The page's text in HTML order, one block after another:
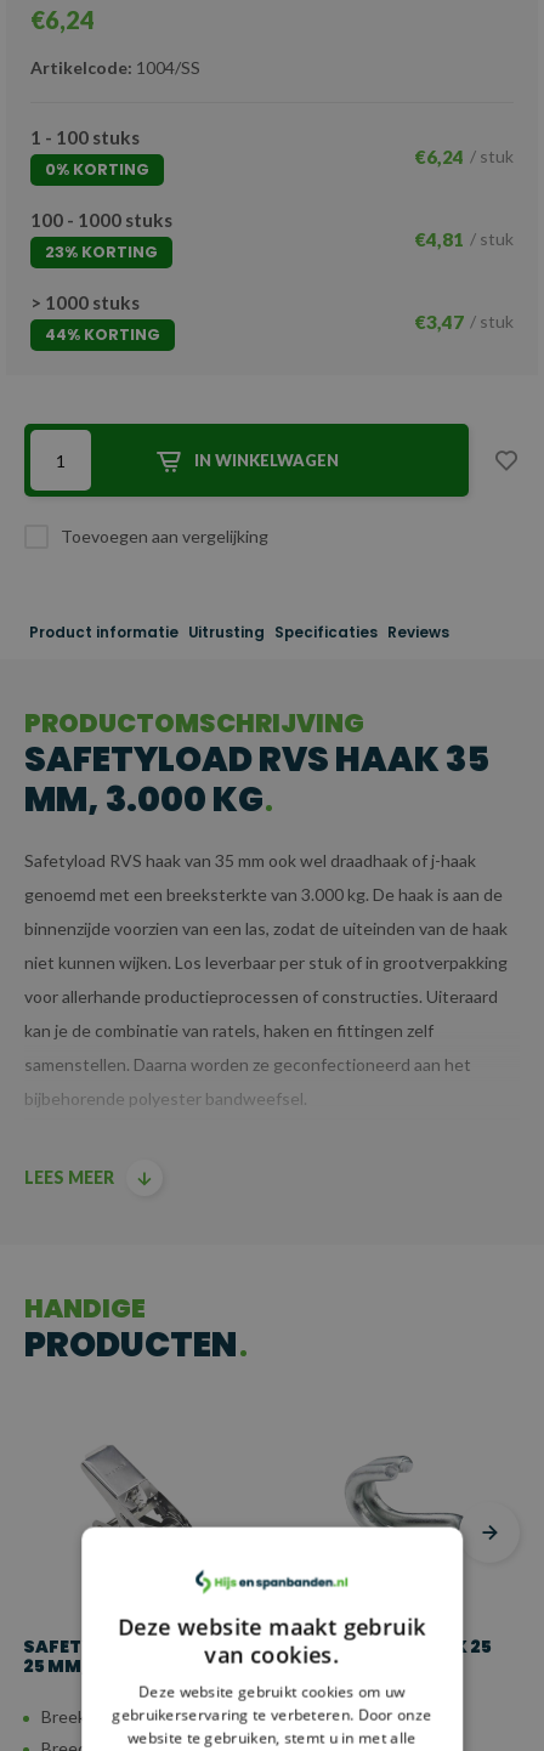
€6,24
Artikelcode: 1004/SS
1 - 100 stuks
0% KORTING
€6,24 / stuk
100 - 1000 stuks
23% KORTING
€4,81 / stuk
> 1000 stuks
44% KORTING
€3,47 / stuk
IN WINKELWAGEN
Toevoegen aan vergelijking
Product informatie Uitrusting Specificaties Reviews
PRODUCTOMSCHRIJVING
SAFETYLOAD RVS HAAK 35
MM, 3.000 KG
Safetyload RVS haak van 35 mm ook wel draadhaak of j-haak
genoemd met een breeksterkte van 3.000 kg. De haak is aan de
binnenzijde voorzien van een las, zodat de uiteinden van de haak
niet kunnen wijken. Los leverbaar per stuk of in grootverpakking
voor allerhande productieprocessen of constructies. Uiteraard
kan je de combinatie van ratels, haken en fittingen zelf
samenstellen. Daarna worden ze geconfectioneerd aan het
bijbehorende polyester bandweefsel.
LEES MEER
HANDIGE
PRODUCTEN
SAFETYLOAD RVS RATEL
25 MM, 800 KG
Breeksterkte: 8 kn
SAFETYLOAD HAAK 25
MM, 1.500 KG
Breeksterkte: 15 kn
Deze website maakt gebruik
van cookies.
Deze website gebruikt cookies om uw
gebruikerservaring te verbeteren. Door onze
website te gebruiken, stemt u in met alle